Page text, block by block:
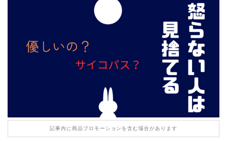
記事内に商品プロモーションを含む場合があります